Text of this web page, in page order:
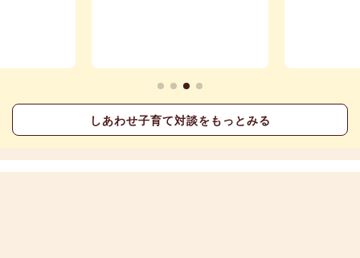
しあわせ子育て対談をもっとみる